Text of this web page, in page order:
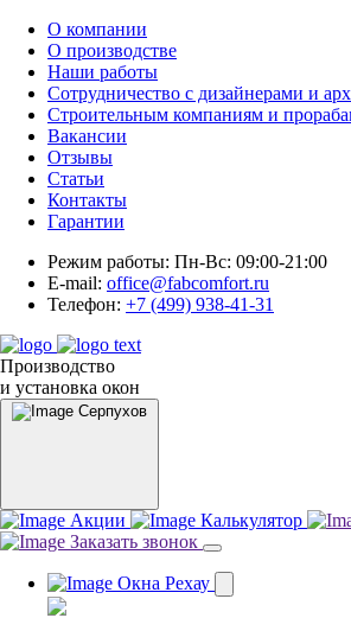
О компании
О производстве
Наши работы
Сотрудничество с дизайнерами и
Строительным компаниям и
Вакансии
Отзывы
Статьи
Контакты
Гарантии
Режим работы: Пн-Вс: 09:00-21:00
E-mail: office@fabcomfort.ru
Телефон: +7 (499) 938-41-31
Производство
и установка окон
Серпухов
Акции Калькулятор
Заказать звонок
Окна Рехау